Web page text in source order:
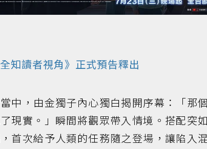
知讀者視角》正式預告釋出
中，由金獨子內心獨白揭開序幕：「那
現實。」瞬間將觀眾帶入情境。搭配突
首次給予人類的任務隨之登場，讓陷入